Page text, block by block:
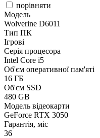
порівняти
Модель
Wolverine D6011
Тип ПК
Ігрові
Серія процесора
Intel Core i5
Об'єм оперативної пам'яті
16 ГБ
Об'єм SSD
480 GB
Модель відеокарти
GeForce RTX 3050
Гарантія, міс
36